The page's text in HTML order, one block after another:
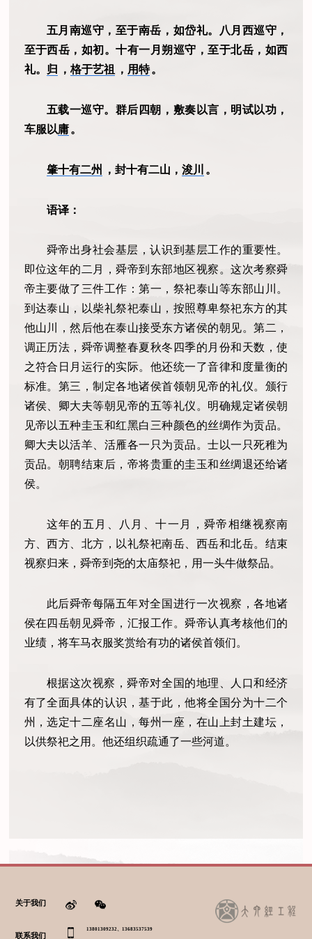
五月南巡守，至于南岳，如岱礼。八月西巡守，
至于西岳，如初。十有一月朔巡守，至于北岳，如西
礼。 归 ， 格于艺祖 ， 用特 。
五载一巡守。群后四朝，敷奏以言，明试以功，
车服以庸 。
肇十有二州 ，封十有二山， 浚川 。
语译：
舜帝出身社会基层，认识到基层工作的重要性。
即位这年的二月，舜帝到东部地区视察。这次考察舜
帝主要做了三件工作：第一，祭祀泰山等东部山川。
到达泰山，以柴礼祭祀泰山，按照尊卑祭祀东方的其
他山川，然后他在泰山接受东方诸侯的朝见。第二，
调正历法，舜帝调整春夏秋冬四季的月份和天数，使
之符合日月运行的实际。他还统一了音律和度量衡的
标准。第三，制定各地诸侯首领朝见帝的礼仪。颁行
诸侯、卿大夫等朝见帝的五等礼仪。明确规定诸侯朝
见帝以五种圭玉和红黑白三种颜色的丝绸作为贡品。
卿大夫以活羊、活雁各一只为贡品。士以一只死稚为
贡品。朝聘结束后，帝将贵重的圭玉和丝绸退还给诸
侯。
这年的五月、八月、十一月，舜帝相继视察南
方、西方、北方，以礼祭祀南岳、西岳和北岳。结束
视察归来，舜帝到尧的太庙祭祀，用一头牛做祭品。
此后舜帝每隔五年对全国进行一次视察，各地诸
侯在四岳朝见舜帝，汇报工作。舜帝认真考核他们的
业绩，将车马衣服奖赏给有功的诸侯首领们。
根据这次视察，舜帝对全国的地理、人口和经济
有了全面具体的认识，基于此，他将全国分为十二个
州，选定十二座名山，每州一座，在山上封土建坛，
以供祭祀之用。他还组织疏通了一些河道。
关于我们
联系我们
13801309232、13683537539